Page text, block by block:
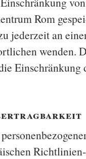
Rom
jederzeit an
wenden.
Einschränkung